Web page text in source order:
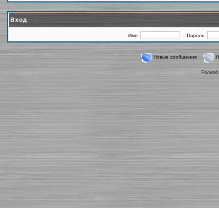
Вход
Имя: Пароль:
Новые сообщения